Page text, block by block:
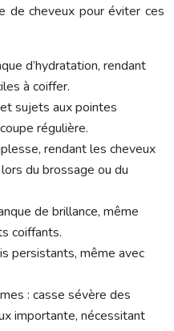
de cheveux pour éviter ces
d’hydratation, rendant
à coiffer.
sujets aux pointes
régulière.
rendant les cheveux
du brossage ou du
de brillance, même
coiffants.
persistants, même avec
: casse sévère des
importante, nécessitant